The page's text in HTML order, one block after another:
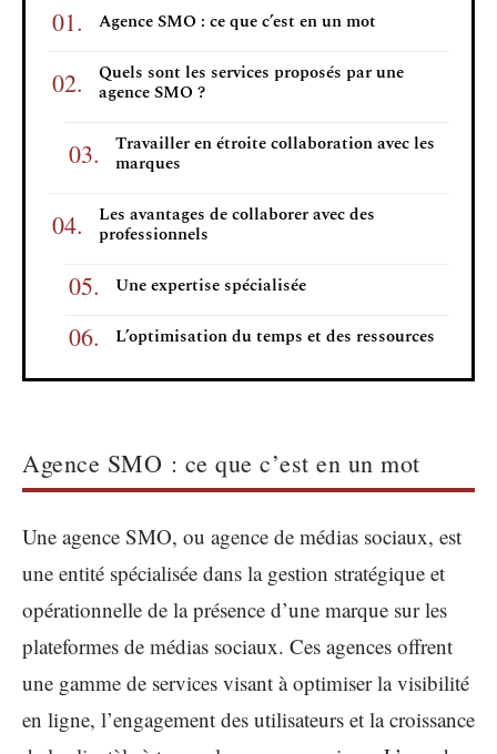
Agence SMO : ce que c’est en un mot
Quels sont les services proposés par une
agence SMO ?
Travailler en étroite collaboration avec les
marques
Les avantages de collaborer avec des
professionnels
Une expertise spécialisée
L’optimisation du temps et des ressources
Agence SMO : ce que c’est en un mot
Une agence SMO, ou agence de médias sociaux, est
une entité spécialisée dans la gestion stratégique et
opérationnelle de la présence d’une marque sur les
plateformes de médias sociaux. Ces agences offrent
une gamme de services visant à optimiser la visibilité
en ligne, l’engagement des utilisateurs et la croissance